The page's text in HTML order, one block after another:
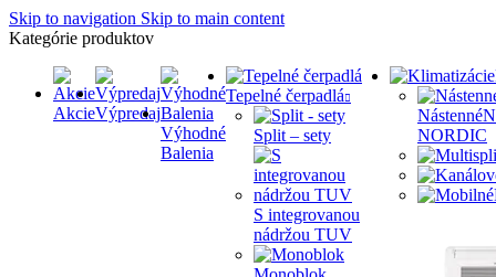
Skip to navigation Skip to main content
Kategórie produktov
AkcieVýpredaj
Výhodné
Balenia
Tepelné čerpadlá
Split – sety
S integrovanou
nádržou TUV
Nástenné
NORDIC